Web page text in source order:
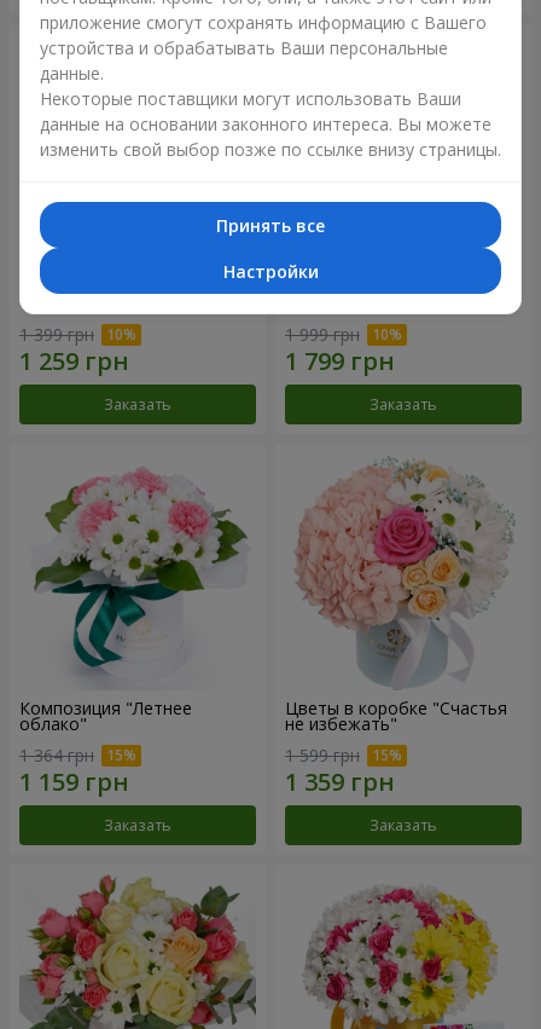
Букет "Нежная любовь"
1 399 грн
Заказать
Букет "Сказочная осень"
1 999 грн
Заказать
Композиция "Летнее
облако"
1 364 грн
Заказать
Цветы в коробке "Счастья
не избежать"
1 599 грн
Заказать
приложение смогут сохранять информацию с Вашего
устройства и обрабатывать Ваши персональные
данные.
Некоторые поставщики могут использовать Ваши
данные на основании законного интереса. Вы можете
изменить свой выбор позже по ссылке внизу страницы.
Принять все
Настройки